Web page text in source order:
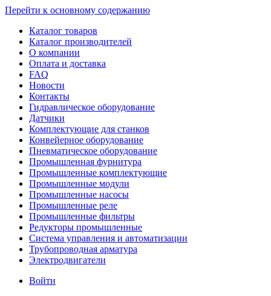
Перейти к основному содержанию
Каталог товаров
Каталог производителей
О компании
Оплата и доставка
FAQ
Новости
Контакты
Гидравлическое оборудование
Датчики
Комплектующие для станков
Конвейерное оборудование
Пневматическое оборудование
Промышленная фурнитура
Промышленные комплектующие
Промышленные модули
Промышленные насосы
Промышленные реле
Промышленные фильтры
Редукторы промышленные
Система управления и автоматизации
Трубопроводная арматура
Электродвигатели
Войти